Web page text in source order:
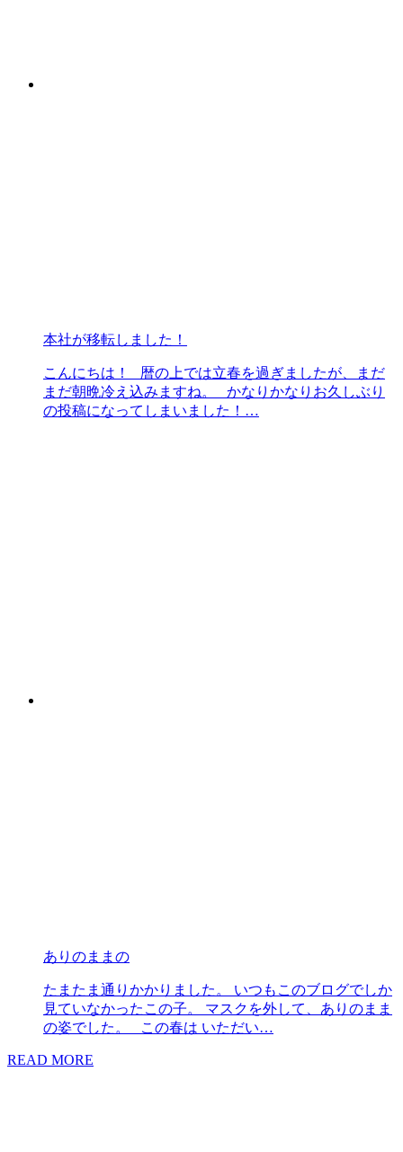
本社が移転しました！
こんにちは！ 暦の上では立春を過ぎましたが、まだ
まだ朝晩冷え込みますね。 かなりかなりお久しぶり
の投稿になってしまいました！…
ありのままの
たまたま通りかかりました。 いつもこのブログでしか
見ていなかったこの子。 マスクを外して、ありのまま
の姿でした。 この春は いただい…
READ MORE